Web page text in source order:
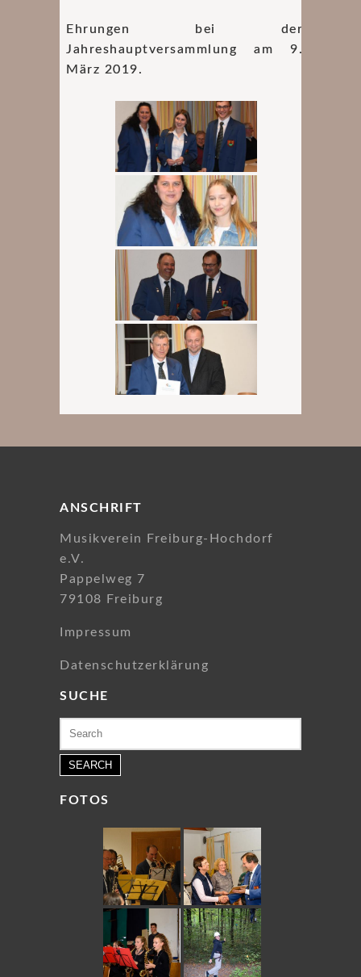
Ehrungen bei der
Jahreshauptversammlung am 9.
März 2019.
ANSCHRIFT
Musikverein Freiburg-Hochdorf
e.V.
Pappelweg 7
79108 Freiburg
Impressum
Datenschutzerklärung
SUCHE
for:
FOTOS